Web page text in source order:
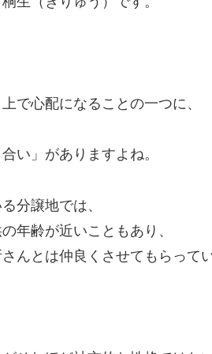
で心配になることの一つに、
合い」がありますよね。
分譲地では、
年齢が近いこともあり、
んとは仲良くさせてもらって